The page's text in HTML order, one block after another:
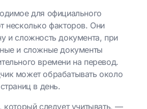
для официального
несколько факторов. Они
и сложность документа, при
и сложные документы
времени на перевод.
может обрабатывать около
в день.
который следует учитывать, —